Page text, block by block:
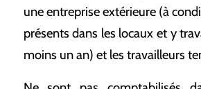
une entreprise extérieure (à
présents dans les locaux et y
moins un an) et les travailleurs